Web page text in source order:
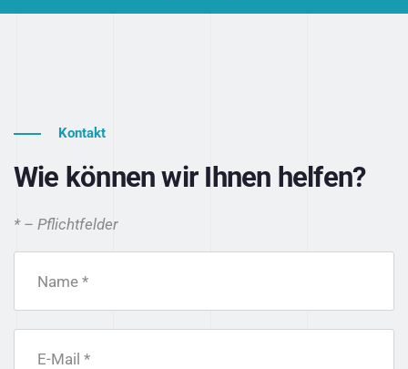
Kontakt
Wie können wir Ihnen helfen?
* – Pflichtfelder
Name *
E-Mail *